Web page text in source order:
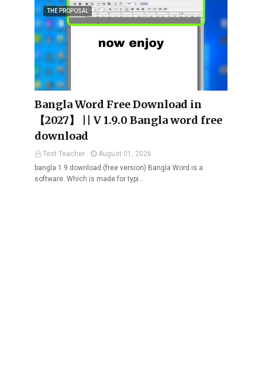
THE PROPOSAL
Bangla Word Free Download in
【2027】 || V 1.9.0 Bangla word free
download
Test Teacher
August 01, 2026
bangla 1.9 download (free version) Bangla Word is a
software. Which is made for typi…